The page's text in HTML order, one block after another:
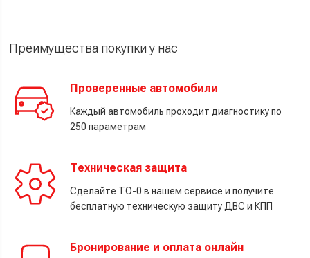
Преимущества покупки у нас
Проверенные автомобили
Каждый автомобиль проходит диагностику по
250 параметрам
Техническая защита
Сделайте ТО-0 в нашем сервисе и получите
бесплатную техническую защиту ДВС и КПП
Бронирование и оплата онлайн